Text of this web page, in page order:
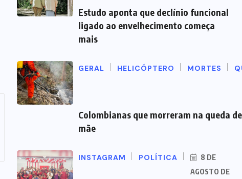
Estudo aponta que declínio funcional
ligado ao envelhecimento começa
mais
GERAL HELICÓPTERO MORTES
Colombianas que morreram na queda
mãe
INSTAGRAM POLÍTICA
8 DE
AGOSTO DE